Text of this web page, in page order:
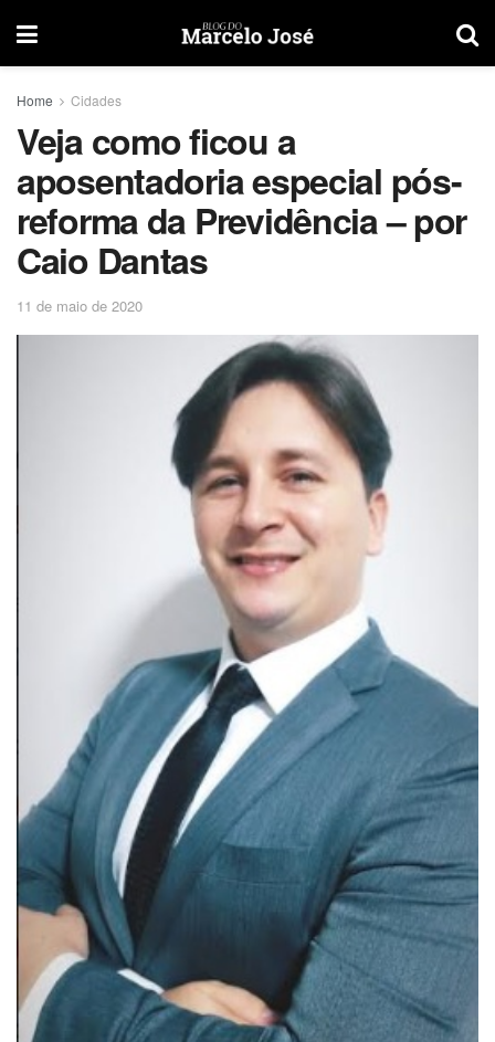
Home Cidades
Veja como ficou a
aposentadoria especial pós-
reforma da Previdência – por
Caio Dantas
11 de maio de 2020